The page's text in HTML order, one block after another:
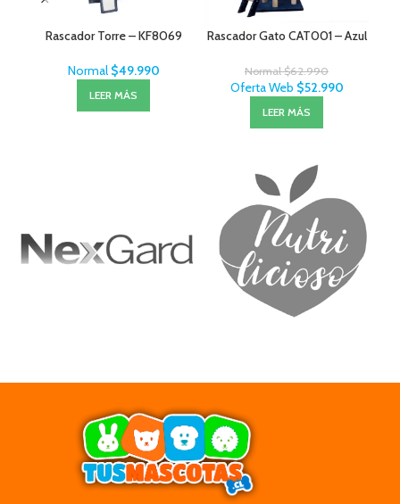
Rascador Torre – KF8069
Normal $49.990
LEER MÁS
Rascador Gato CAT001 – Azul
Normal$62.990
Oferta Web $52.990
LEER MÁS